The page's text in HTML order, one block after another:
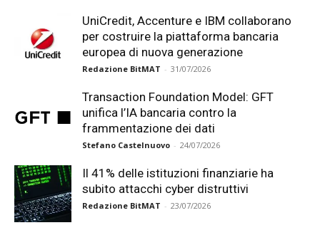
UniCredit, Accenture e IBM collaborano
per costruire la piattaforma bancaria
europea di nuova generazione
Redazione BitMAT - 31/07/2026
Transaction Foundation Model: GFT
unifica l’IA bancaria contro la
frammentazione dei dati
Stefano Castelnuovo - 24/07/2026
Il 41% delle istituzioni finanziarie ha
subito attacchi cyber distruttivi
Redazione BitMAT - 23/07/2026